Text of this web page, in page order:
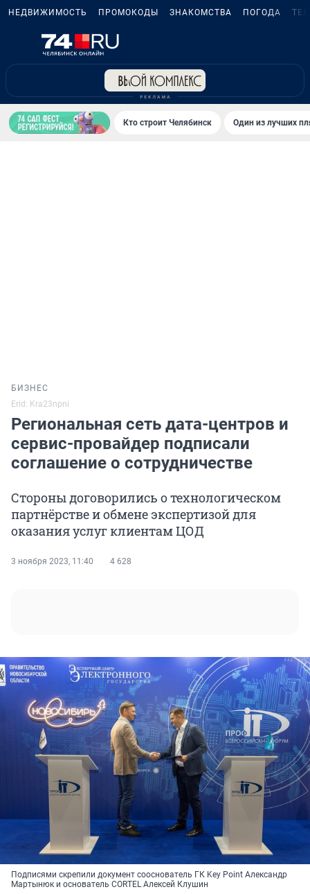
НЕДВИЖИМОСТЬ ПРОМОКОДЫ ЗНАКОМСТВА ПОГОДА
Кто строит Челябинск Один из лучших
БИЗНЕС
Erid: Kra23npni
Региональная сеть дата-центров и
сервис-провайдер подписали
соглашение о сотрудничестве
Стороны договорились о технологическом
партнёрстве и обмене экспертизой для
оказания услуг клиентам ЦОД
3 ноября 2023, 11:40 4 628
Подписями скрепили документ сооснователь ГК Key Point Александр
Мартынюк и основатель CORTEL Алексей Клушин